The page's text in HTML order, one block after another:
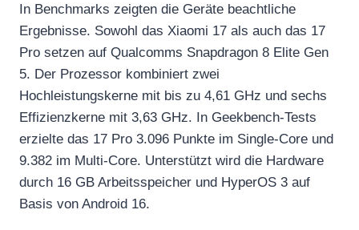
In Benchmarks zeigten die Geräte beachtliche
Ergebnisse. Sowohl das Xiaomi 17 als auch das 17
Pro setzen auf Qualcomms Snapdragon 8 Elite Gen
5. Der Prozessor kombiniert zwei
Hochleistungskerne mit bis zu 4,61 GHz und sechs
Effizienzkerne mit 3,63 GHz. In Geekbench-Tests
erzielte das 17 Pro 3.096 Punkte im Single-Core und
9.382 im Multi-Core. Unterstützt wird die Hardware
durch 16 GB Arbeitsspeicher und HyperOS 3 auf
Basis von Android 16.